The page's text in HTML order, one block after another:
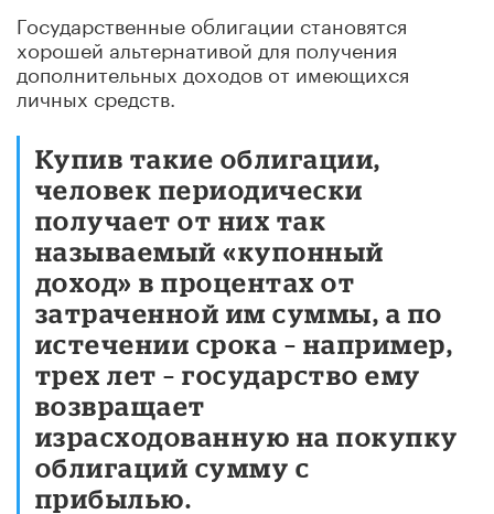
Государственные облигации становятся
хорошей альтернативой для получения
дополнительных доходов от имеющихся
личных средств.
Купив такие облигации,
человек периодически
получает от них так
называемый «купонный
доход» в процентах от
затраченной им суммы, а по
истечении срока – например,
трех лет – государство ему
возвращает
израсходованную на покупку
облигаций сумму с
прибылью.